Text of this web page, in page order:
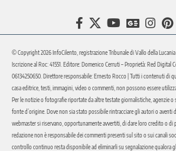
© Copyright 2026 InfoCilento, registrazione Tribunale di Vallo della Lucania
Iscrizione al Roc: 41551. Editore: Domenico Cerruti – Proprietà: Red Digital
06134250650. Direttore responsabile: Ernesto Rocco | Tutti i contenuti di
casa editrice, testi, immagini, video o commenti, non possono essere
Per le notizie o fotografie riportate da altre testate giornalistiche, agenzie o
fonte d’origine. Dove non sia stato possibile rintracciare gli autori o
webmaster si riservano, opportunamente avvertiti, di dare loro credito o di
redazione non è responsabile dei commenti presenti sul sito o sui canali
controllo continuo resta disponibile ad eliminarli su segnalazione qualora